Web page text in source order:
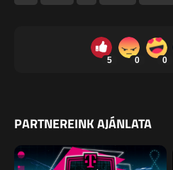
5 0 0
PARTNEREINK AJÁNLATA